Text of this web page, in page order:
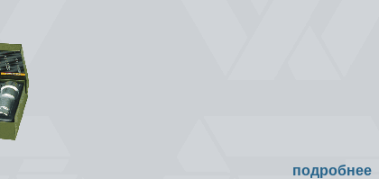
подробнее